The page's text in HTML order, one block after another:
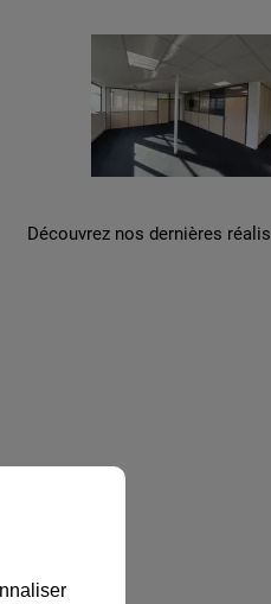
Découvrez nos dernières